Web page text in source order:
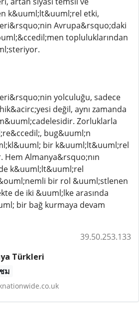
k&uuml;lt&uuml;rel etki,
Avrupa&rsquo;daki
topluluklarından
yolculuğu, sadece
değil, aynı zamanda
Zorluklarla
bug&uuml;n
bir k&uuml;lt&uuml;rel
Hem Almanya&rsquo;nın
k&uuml;lt&uuml;rel
bir rol &uuml;stlenen
de iki &uuml;lke arasında
bir bağ kurmaya devam
39.50.253.133
Türkleri
ม